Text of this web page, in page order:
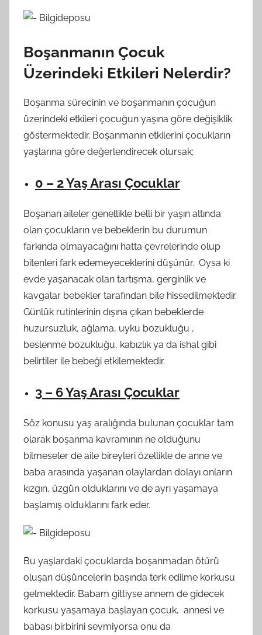
Boşanmanın Çocuk
Üzerindeki Etkileri Nelerdir?
Boşanma sürecinin ve boşanmanın çocuğun
üzerindeki etkileri çocuğun yaşına göre değişiklik
göstermektedir. Boşanmanın etkilerini çocukların
yaşlarına göre değerlendirecek olursak;
0 – 2 Yaş Arası Çocuklar
Boşanan aileler genellikle belli bir yaşın altında
olan çocukların ve bebeklerin bu durumun
farkında olmayacağını hatta çevrelerinde olup
bitenleri fark edemeyeceklerini düşünür. Oysa ki
evde yaşanacak olan tartışma, gerginlik ve
kavgalar bebekler tarafından bile hissedilmektedir.
Günlük rutinlerinin dışına çıkan bebeklerde
huzursuzluk, ağlama, uyku bozukluğu ,
beslenme bozukluğu, kabızlık ya da ishal gibi
belirtiler ile bebeği etkilemektedir.
3 – 6 Yaş Arası Çocuklar
Söz konusu yaş aralığında bulunan çocuklar tam
olarak boşanma kavramının ne olduğunu
bilmeseler de aile bireyleri özellikle de anne ve
baba arasında yaşanan olaylardan dolayı onların
kızgın, üzgün olduklarını ve de ayrı yaşamaya
başlamış olduklarını fark eder.
Bu yaşlardaki çocuklarda boşanmadan ötürü
oluşan düşüncelerin başında terk edilme korkusu
gelmektedir. Babam gittiyse annem de gidecek
korkusu yaşamaya başlayan çocuk, annesi ve
babası birbirini sevmiyorsa onu da